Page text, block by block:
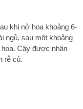
khi nở hoa khoảng 6-
ngủ, sau một khoảng
Cây được nhân
rễ củ.